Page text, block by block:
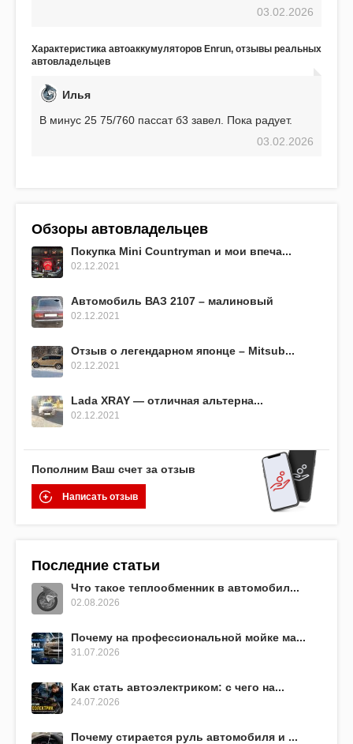
использования не было ни единой поломки,
EFB 75. Судя по характеристикам, он даже
превосходит предыдущую модель.
03.02.2026
Характеристика автоаккумуляторов Enrun, отзывы реальных
автовладельцев
Илья
В минус 25 75/760 пассат б3 завел. Пока радует.
03.02.2026
Обзоры автовладельцев
Покупка Mini Countryman и мои впеча...
02.12.2021
Автомобиль ВАЗ 2107 – малиновый
02.12.2021
Отзыв о легендарном японце – Mitsub...
02.12.2021
Lada XRAY — отличная альтерна...
02.12.2021
Пополним Ваш счет за отзыв
Написать отзыв
Последние статьи
Что такое теплообменник в автомобил...
02.08.2026
Почему на профессиональной мойке ма...
31.07.2026
Как стать автоэлектриком: с чего на...
24.07.2026
Почему стирается руль автомобиля и ...